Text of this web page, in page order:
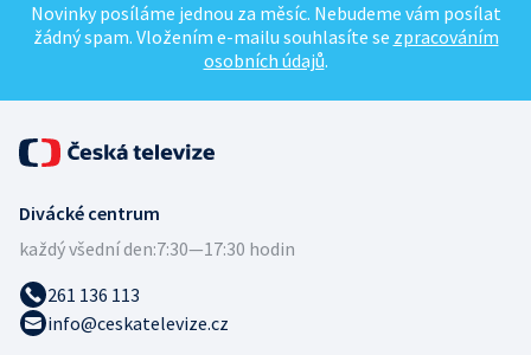
Novinky posíláme jednou za měsíc. Nebudeme vám posílat
žádný spam. Vložením e-mailu souhlasíte se zpracováním
osobních údajů.